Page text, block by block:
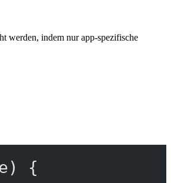
werden, indem nur app-spezifische
) {